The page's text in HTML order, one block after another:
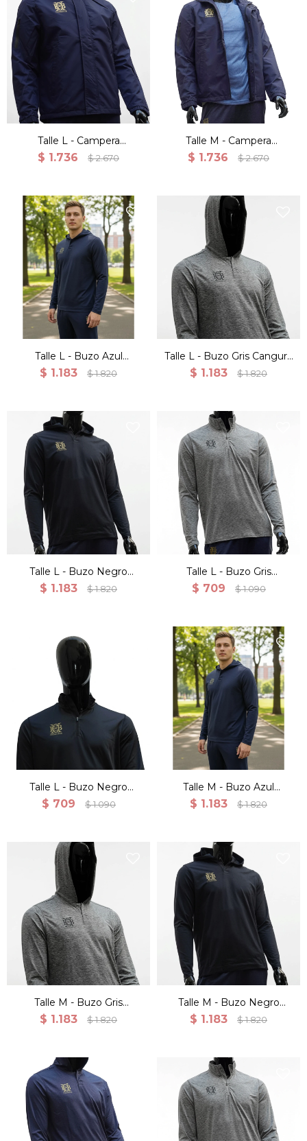
Talle L - Campera
Cortaviento De
$ 1.736 $ 2.670
Talle M - Campera
Cortaviento De
$ 1.736 $ 2.670
Talle L - Buzo Azul
Canguro Deportivo
$ 1.183 $ 1.820
Talle L - Buzo Gris Canguro
Deportivo Entrenamiento
$ 1.183 $ 1.820
Talle L - Buzo Negro
Canguro Deportivo
$ 1.183 $ 1.820
Talle L - Buzo Gris
Deportivo Ligero Con
$ 709 $ 1.090
Talle L - Buzo Negro
Deportivo Ligero Con
$ 709 $ 1.090
Talle M - Buzo Azul
Canguro Deportivo
$ 1.183 $ 1.820
Talle M - Buzo Gris
Canguro Deportivo
$ 1.183 $ 1.820
Talle M - Buzo Negro
Canguro Deportivo
$ 1.183 $ 1.820